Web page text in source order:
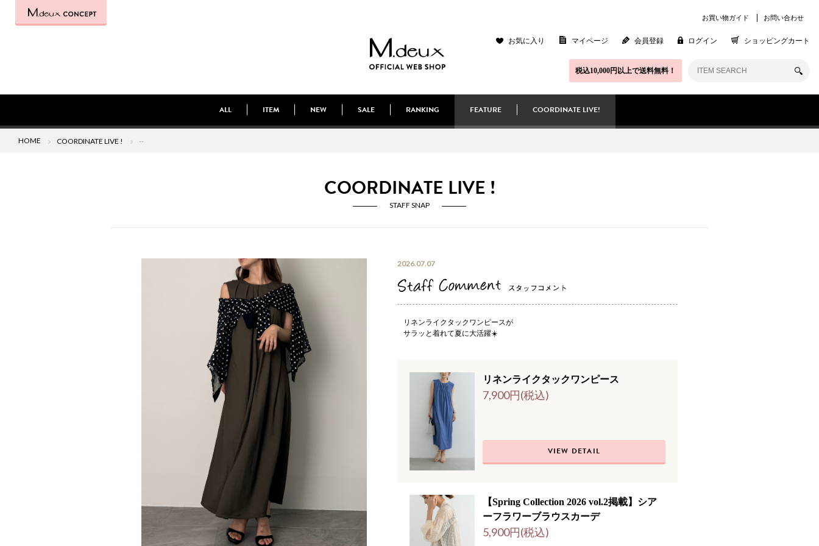
お買い物ガイド お問い合わせ
お気に入り マイページ 会員登録 ログイン ショッピングカート
税込10,000円以上で送料無料！
ALL ITEM NEW SALE RANKING FEATURE COORDINATE LIVE!
HOME COORDINATE LIVE ! --
COORDINATE LIVE !
STAFF SNAP
2026.07.07
リネンライクタックワンピースが
サラッと着れて夏に大活躍☀️
リネンライクタックワンピース
7,900円(税込)
VIEW DETAIL
【Spring Collection 2026 vol.2掲載】シア
ーフラワーブラウスカーデ
5,900円(税込)